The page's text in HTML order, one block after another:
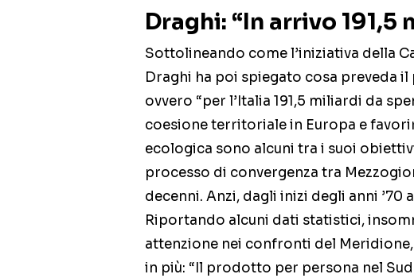
Draghi: “In arrivo
Sottolineando come l’iniziativa della
Draghi ha poi spiegato cosa preveda
ovvero “per l’Italia 191,5 miliardi da
coesione territoriale in Europa e
ecologica sono alcuni tra i suoi
processo di convergenza tra
decenni. Anzi, dagli inizi degli anni ’70
Riportando alcuni dati statistici,
attenzione nei confronti del
in più: “Il prodotto per persona nel